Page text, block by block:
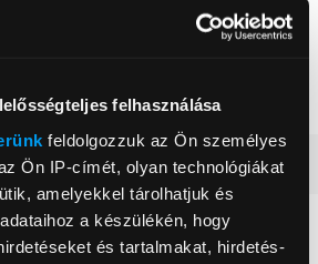
felhasználása
feldolgozzuk az Ön személyes
Ön IP-címét, olyan technológiákat
amelyekkel tárolhatjuk és
a készülékén, hogy
és tartalmakat, hirdetés-
378 mm
ajánljuk